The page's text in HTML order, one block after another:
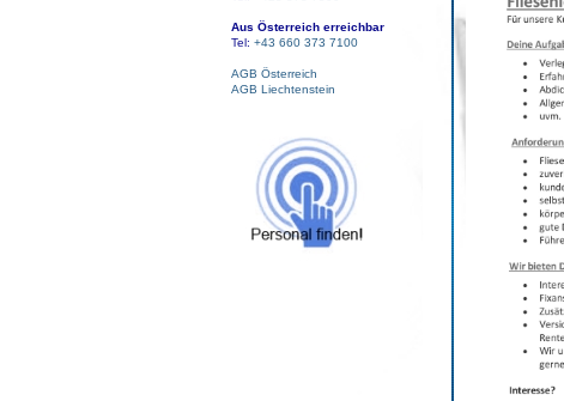
Aus Österreich erreichbar
Tel: +43 660 373 7100
AGB Österreich
AGB Liechtenstein